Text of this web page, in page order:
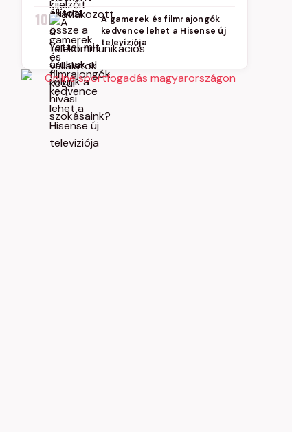
10
A gamerek és filmrajongók
kedvence lehet a Hisense új
televíziója